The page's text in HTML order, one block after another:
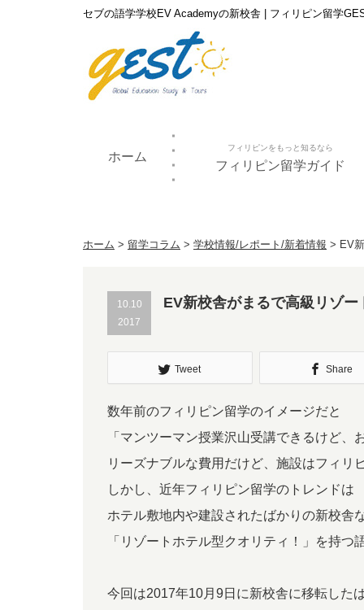
セブの語学学校EV Academyの新校舎 | フィリピン留学
ホーム
フィリピンをもっと知るなら
フィリピン留学ガイド
ホーム > 留学コラム > 学校情報/レポート/新着情報 > EV
10.10
2017
EV新校舎がまるで高級リゾー
Tweet Share
数年前のフィリピン留学のイメージだと
「マンツーマン授業沢山受講できるけど
リーズナブルな費用だけど、施設はフィ
しかし、近年フィリピン留学のトレンドは
ホテル敷地内や建設されたばかりの新校舎
「リゾートホテル型クオリティ！」を持
今回は2017年10月9日に新校舎に移転した